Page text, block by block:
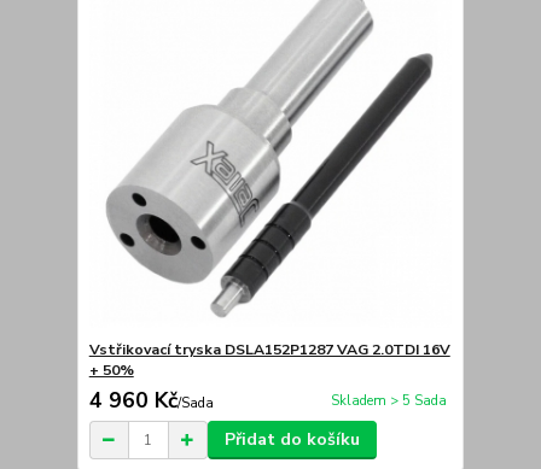
Vstřikovací tryska DSLA152P1287 VAG 2.0TDI 16V
+ 50%
4 960 Kč/Sada Skladem > 5 Sada
Přidat do košíku